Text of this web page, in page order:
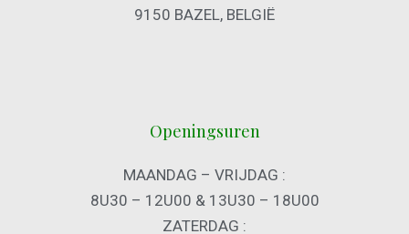
9150 BAZEL, BELGIË
Openingsuren
MAANDAG – VRIJDAG :
8U30 – 12U00 & 13U30 – 18U00
ZATERDAG :